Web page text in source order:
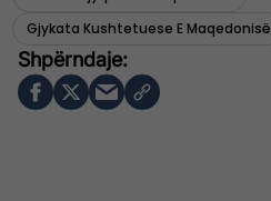
Gjykata Kushtetuese E Maqedonisë